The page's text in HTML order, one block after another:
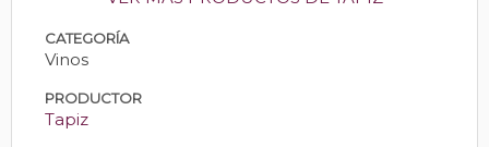
CATEGORÍA
Vinos
PRODUCTOR
Tapiz